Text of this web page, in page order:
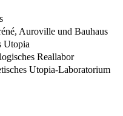
Auroville und Bauhaus
Utopia
Reallabor
Utopia-Laboratorium